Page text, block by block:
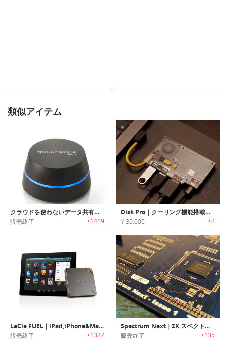
類似アイテム
クラウドを使わないデータ共有「Transporter Sync」
販売終了 +1419
Disk Pro｜クーリング機能搭載でマルチハブとしても使える最大4TB対応PSSD
¥ 30,000 +2
LaCie FUEL｜iPad,iPhone&Mac用ポータブルワイヤレスストレージ
販売終了 +1337
Spectrum Next｜ZX スペクトラム互換で新しいレベルのハードウェアを体験を可能にするゲームコンソール「スペクトラムネクスト」
販売終了 +135